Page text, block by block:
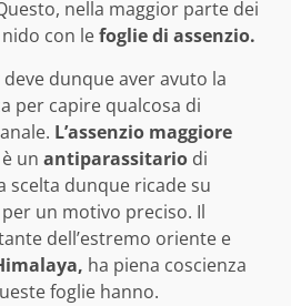
nella maggior parte dei
con lefoglie di assenzio.
deve dunque aver avuto la
per capire qualcosa di
L’assenzio maggiore
un antiparassitario di
scelta dunque ricade su
un motivo preciso. Il
dell’estremo oriente e
ha piena coscienza
foglie hanno.